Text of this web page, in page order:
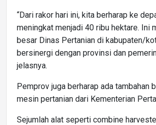
“Dari rakor hari ini, kita berharap ke
meningkat menjadi 40 ribu hektare. Ini
besar Dinas Pertanian di kabupaten/
bersinergi dengan provinsi dan
jelasnya.
Pemprov juga berharap ada tambahan
mesin pertanian dari Kementerian
Sejumlah alat seperti combine